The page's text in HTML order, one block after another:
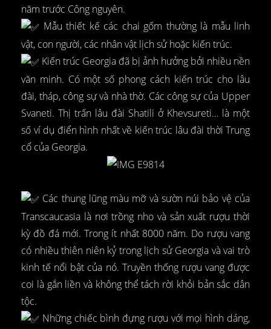
năm trước Công nguyên.
Mẫu thiết kế các chai gốm thường là mẫu linh
vật, con người, các nhân vật lịch sử hoặc kiến trúc.
Kiến trúc Georgia đã bị ảnh hưởng bởi nhiều nền
văn minh. Có một số phong cách kiến trúc cho lâu
đài, tháp, công sự và nhà thờ. Các công sự của Upper
Svaneti. Thị trấn lâu đài Shatili ở Khevsureti… là một
số ví dụ điển hình nhất về kiến trúc lâu đài thời Trung
cổ của Georgia.
Các thung lũng màu mỡ và sườn núi bảo vệ của
Transcaucasia là nơi trồng nho và sản xuất rượu thời
kỳ đồ đá mới. Trong ít nhất 8000 năm. Do rượu vang
có nhiều thiên niên kỷ trong lịch sử Georgia và vai trò
kinh tế nổi bật của nó. Truyền thống rượu vang được
coi là gắn liền và không thể tách rời khỏi bản sắc dân
tộc.
Những chiếc bình đựng rượu với mọi hình dáng,